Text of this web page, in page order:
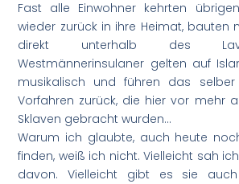
Fast alle Einwohner kehrten
wieder zurück in ihre Heimat, bauten
direkt unterhalb des
Westmännerinsulaner gelten auf
musikalisch und führen das
Vorfahren zurück, die hier vor mehr
Sklaven gebracht wurden…
Warum ich glaubte, auch heute
finden, weiß ich nicht. Vielleicht sah
davon. Vielleicht gibt es sie